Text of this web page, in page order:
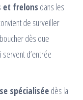
et frelons dans les
de surveiller
dès que
d’entrée
spécialisée dès la